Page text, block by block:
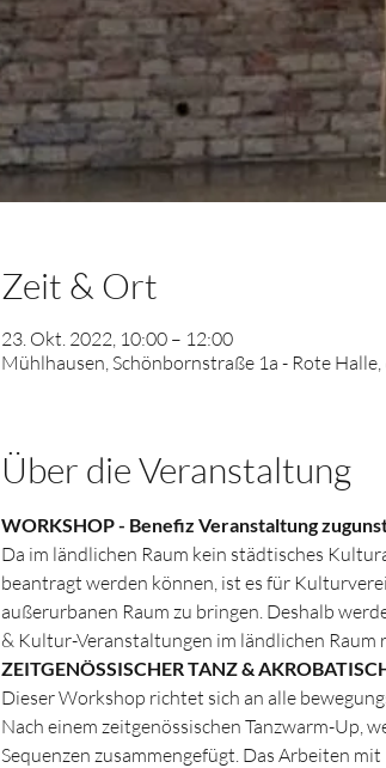
Zeit & Ort
23. Okt. 2022, 10:00 – 12:00
Mühlhausen, Schönbornstraße 1a - Rote
Über die Veranstaltung
WORKSHOP - Benefiz Veranstaltung
Da im ländlichen Raum kein städtisches
beantragt werden können, ist es für
außerurbanen Raum zu bringen. Deshalb
& Kultur-Veranstaltungen im ländlichen Raum
ZEITGENÖSSISCHER TANZ &
Dieser Workshop richtet sich an alle
Nach einem zeitgenössischen Tanzwarm-Up,
Sequenzen zusammengefügt. Das Arbeiten